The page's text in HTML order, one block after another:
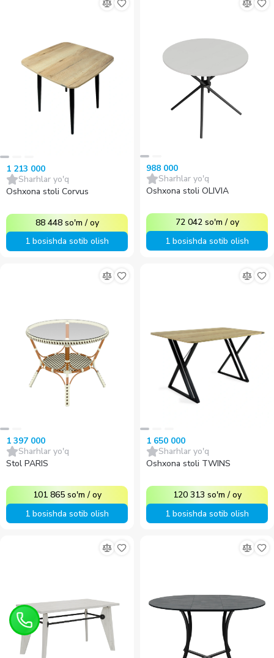
1 213 000
Sharhlar yo'q
Oshxona stoli Corvus
88 448 so'm /oy
1 bosishda sotib olish
988 000
Sharhlar yo'q
Oshxona stoli OLIVIA
72 042 so'm /oy
1 bosishda sotib olish
1 397 000
Sharhlar yo'q
Stol PARIS
101 865 so'm /oy
1 bosishda sotib olish
1 650 000
Sharhlar yo'q
Oshxona stoli TWINS
120 313 so'm /oy
1 bosishda sotib olish